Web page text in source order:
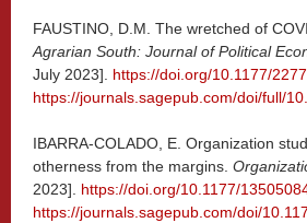
FAUSTINO, D.M. The wretched of
Agrarian South: Journal of Political
July 2023]. https://doi.org/10.1177/
https://journals.sagepub.com/doi/full/
IBARRA-COLADO, E. Organization
otherness from the margins.
2023]. https://doi.org/10.1177/
https://journals.sagepub.com/doi/